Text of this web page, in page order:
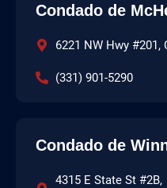
Condado de
6221 NW Hwy #201,
(331) 901-5290
Condado de
4315 E State St #2B,